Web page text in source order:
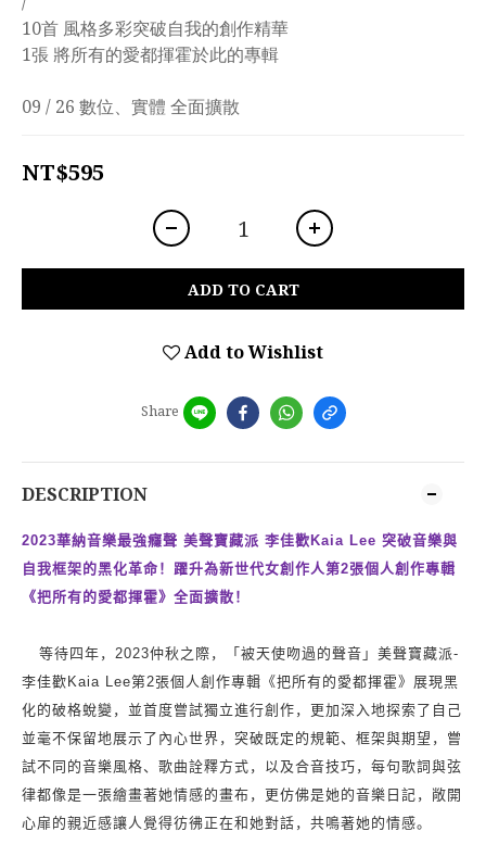
10首 風格多彩突破自我的創作精華
1張 將所有的愛都揮霍於此的專輯
09 / 26 數位、實體 全面擴散
NT$595
ADD TO CART
Add to Wishlist
Share
DESCRIPTION
2023華納音樂最強癮聲 美聲寶藏派 李佳歡 Kaia Lee 突破音樂與
自我框架的黑化革命！躍升為新世代女創作人第2張個人創作專輯
《把所有的愛都揮霍》全面擴散！
等待四年， 2023仲秋之際，「被天使吻過的聲音」美聲寶藏派-
李佳歡 Kaia Lee第2張個人創作專輯《把所有的愛都揮霍》展現黑
化的破格蛻變，並首度嘗試獨立進行創作，更加深入地探索了自己
並毫不保留地展示了內心世界，突破既定的規範、框架與期望，嘗
試不同的音樂風格、歌曲詮釋方式，以及合音技巧，每句歌詞與弦
律都像是一張繪畫著她情感的畫布，更仿佛是她的音樂日記，敞開
心扉的親近感讓人覺得彷彿正在和她對話，共鳴著她的情感。